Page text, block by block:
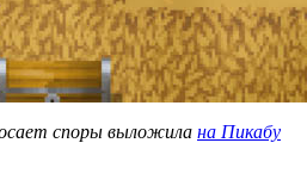
споры выложила на Пикабу